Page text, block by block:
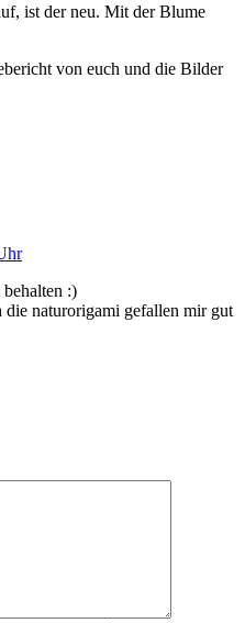
ist der neu. Mit der Blume
von euch und die Bilder
:)
die naturorigami gefallen mir gut